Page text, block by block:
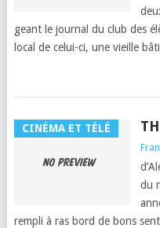
geant le jour­nal du club des
local de celui-ci, une vieille
CINÉMA ET TÉLÉ
du
rem­pli à ras bord de bons